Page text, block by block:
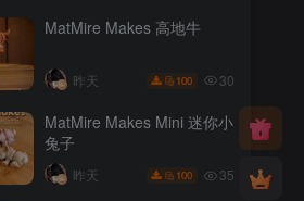
MatMire Makes 高地牛
昨天 100 30
MatMire Makes Mini 迷你小
兔子
昨天 100 35